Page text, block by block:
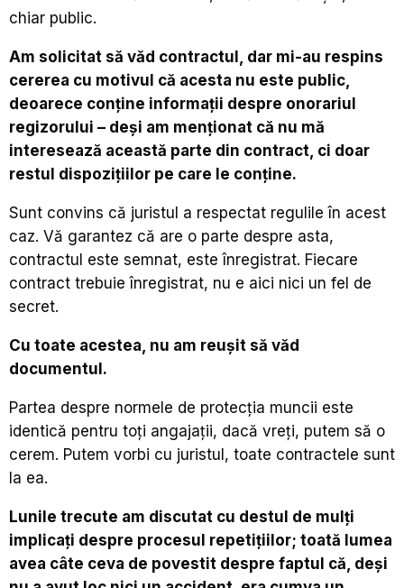
chiar public.
Am solicitat să văd contractul, dar mi-au respins
cererea cu motivul că acesta nu este public,
deoarece conține informații despre onorariul
regizorului – deși am menționat că nu mă
interesează această parte din contract, ci doar
restul dispozițiilor pe care le conține.
Sunt convins că juristul a respectat regulile în acest
caz. Vă garantez că are o parte despre asta,
contractul este semnat, este înregistrat. Fiecare
contract trebuie înregistrat, nu e aici nici un fel de
secret.
Cu toate acestea, nu am reușit să văd
documentul.
Partea despre normele de protecția muncii este
identică pentru toți angajații, dacă vreți, putem să o
cerem. Putem vorbi cu juristul, toate contractele sunt
la ea.
Lunile trecute am discutat cu destul de mulți
implicați despre procesul repetițiilor; toată lumea
avea câte ceva de povestit despre faptul că, deși